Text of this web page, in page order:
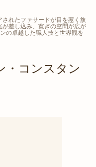
されたファサードが目を惹く旗
差し込み、寛ぎの空間が広が
の卓越した職人技と世界観を
・コンスタン